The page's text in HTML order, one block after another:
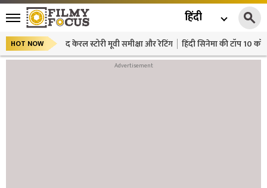
हिंदी
HOT NOW द केरल स्टोरी मूवी समीक्षा और रेटिंग हिंदी सिनेमा की टॉप 10